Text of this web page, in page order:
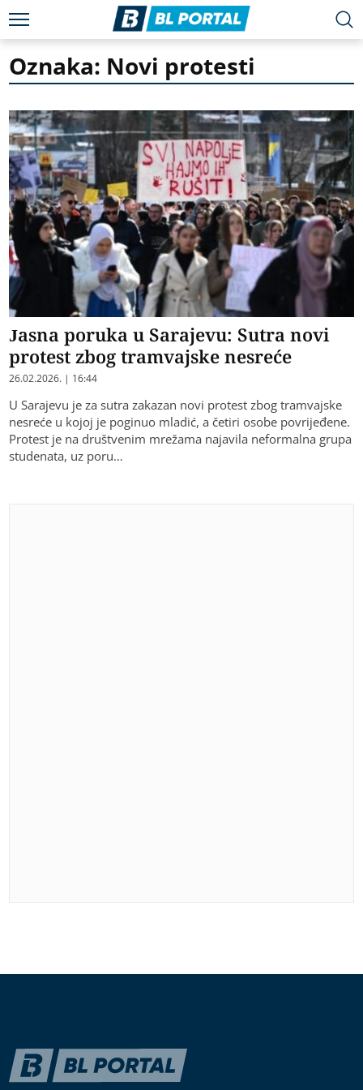
Oznaka: Novi protesti
Jasna poruka u Sarajevu: Sutra novi
protest zbog tramvajske nesreće
26.02.2026. | 16:44
U Sarajevu je za sutra zakazan novi protest zbog tramvajske
nesreće u kojoj je poginuo mladić, a četiri osobe povrijeđene.
Protest je na društvenim mrežama najavila neformalna grupa
studenata, uz poru…